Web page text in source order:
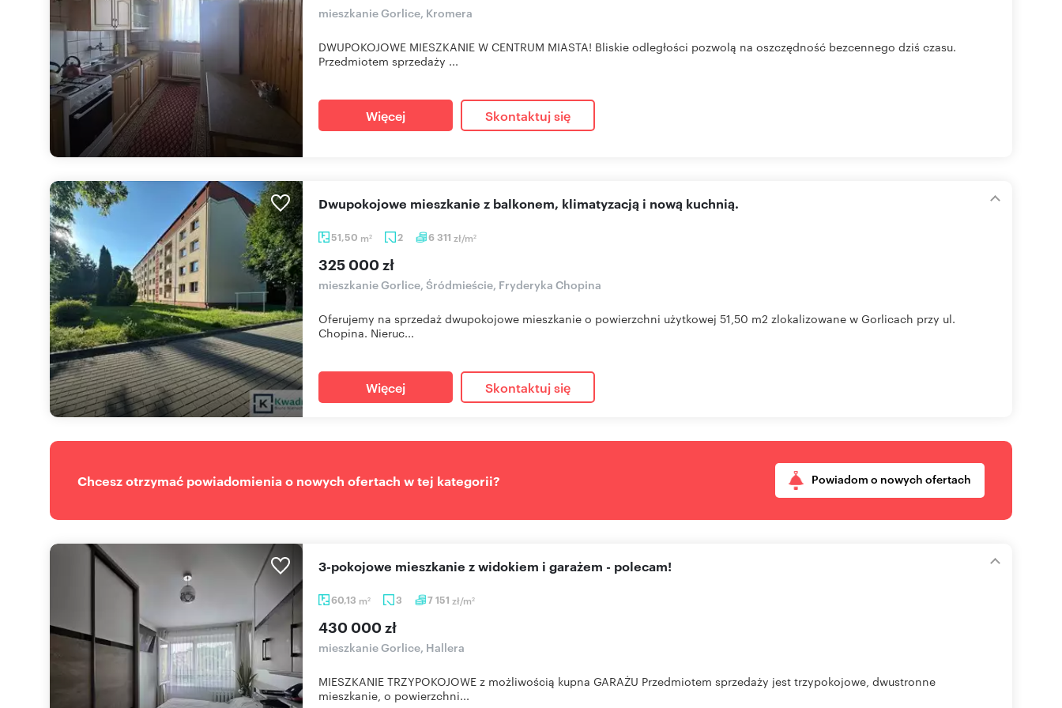
mieszkanie Gorlice, Kromera
DWUPOKOJOWE MIESZKANIE W CENTRUM MIASTA! Bliskie odległości pozwolą na oszczędność bezcennego dziś czasu.
Przedmiotem sprzedaży ...
Więcej Skontaktuj się
51,50 m2 2 6 311 zł/m2
Dwupokojowe mieszkanie z balkonem, klimatyzacją i nową kuchnią.
325 000 zł
mieszkanie Gorlice, Śródmieście, Fryderyka Chopina
Oferujemy na sprzedaż dwupokojowe mieszkanie o powierzchni użytkowej 51,50 m2 zlokalizowane w Gorlicach przy ul.
Chopina. Nieruc...
Więcej Skontaktuj się
Chcesz otrzymać powiadomienia o nowych ofertach w tej kategorii? Powiadom o nowych ofertach
60,13 m2 3 7 151 zł/m2
3-pokojowe mieszkanie z widokiem i garażem - polecam!
430 000 zł
mieszkanie Gorlice, Hallera
MIESZKANIE TRZYPOKOJOWE z możliwością kupna GARAŻU Przedmiotem sprzedaży jest trzypokojowe, dwustronne
mieszkanie, o powierzchni...